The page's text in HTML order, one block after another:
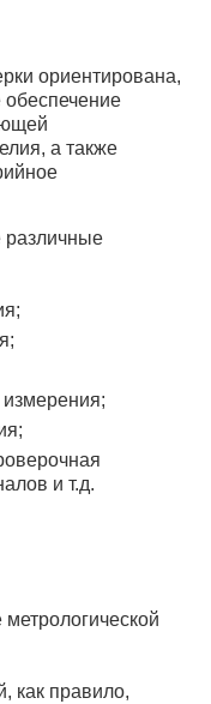
ориентирована,
обеспечение
а также
различные
измерения;
и т.д.
как правило,